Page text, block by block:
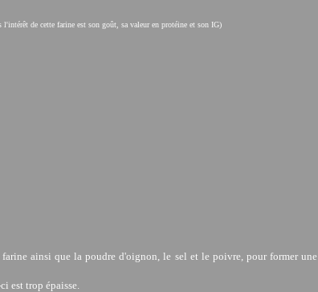
l'intérêt de cette farine est son goût, sa valeur en protéine et son IG)
ainsi que la poudre d'oignon, le sel et le poivre, pour former une
est trop épaisse.